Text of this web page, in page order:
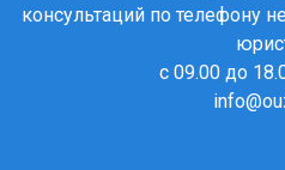
консультаций по телефону
с 09.00 до